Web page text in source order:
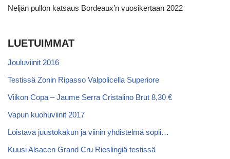
Neljän pullon katsaus Bordeaux’n vuosikertaan 2022
LUETUIMMAT
Jouluviinit 2016
Testissä Zonin Ripasso Valpolicella Superiore
Viikon Copa – Jaume Serra Cristalino Brut 8,30 €
Vapun kuohuviinit 2017
Loistava juustokakun ja viinin yhdistelmä sopii…
Kuusi Alsacen Grand Cru Rieslingiä testissä